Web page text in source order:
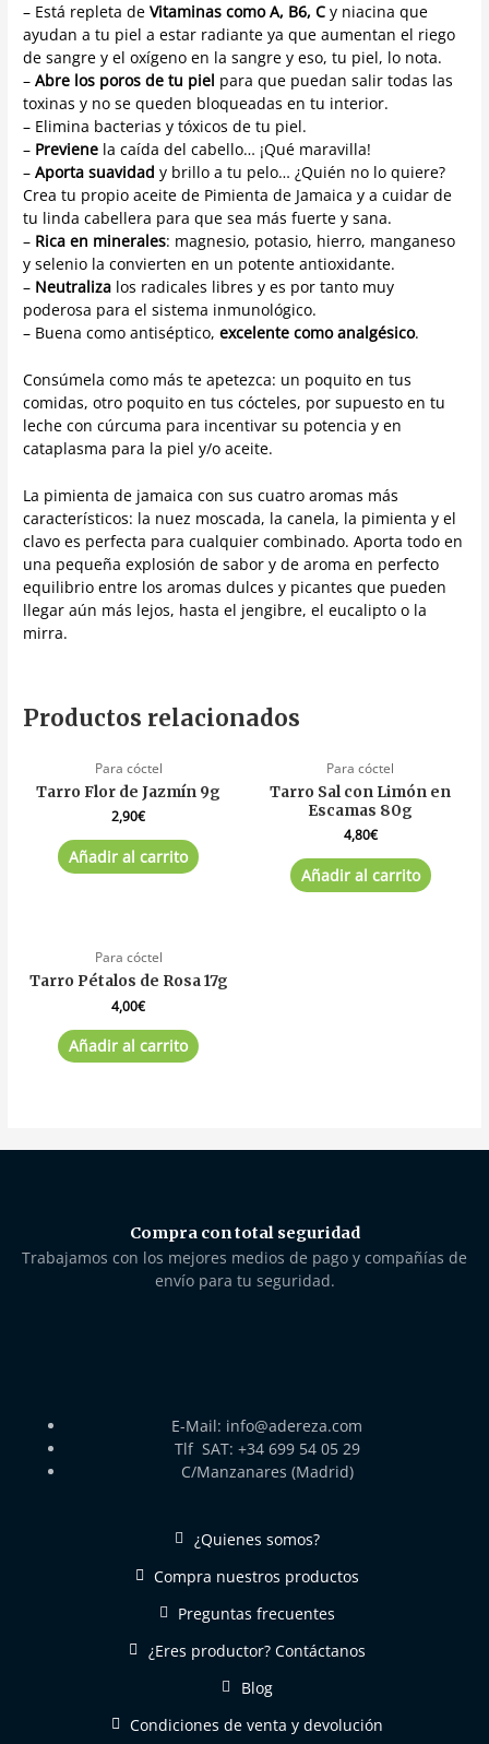
– Está repleta de Vitaminas como A, B6, C y niacina que
ayudan a tu piel a estar radiante ya que aumentan el riego
de sangre y el oxígeno en la sangre y eso, tu piel, lo nota.
– Abre los poros de tu piel para que puedan salir todas las
toxinas y no se queden bloqueadas en tu interior.
– Elimina bacterias y tóxicos de tu piel.
– Previene la caída del cabello… ¡Qué maravilla!
– Aporta suavidad y brillo a tu pelo… ¿Quién no lo quiere?
Crea tu propio aceite de Pimienta de Jamaica y a cuidar de
tu linda cabellera para que sea más fuerte y sana.
– Rica en minerales: magnesio, potasio, hierro, manganeso
y selenio la convierten en un potente antioxidante.
– Neutraliza los radicales libres y es por tanto muy
poderosa para el sistema inmunológico.
– Buena como antiséptico, excelente como analgésico.
Consúmela como más te apetezca: un poquito en tus
comidas, otro poquito en tus cócteles, por supuesto en tu
leche con cúrcuma para incentivar su potencia y en
cataplasma para la piel y/o aceite.
La pimienta de jamaica con sus cuatro aromas más
característicos: la nuez moscada, la canela, la pimienta y el
clavo es perfecta para cualquier combinado. Aporta todo en
una pequeña explosión de sabor y de aroma en perfecto
equilibrio entre los aromas dulces y picantes que pueden
llegar aún más lejos, hasta el jengibre, el eucalipto o la
mirra.
Productos relacionados
Para cóctel
Tarro Flor de Jazmín 9g
2,90€
Añadir al carrito
Para cóctel
Tarro Sal con Limón en
Escamas 80g
4,80€
Añadir al carrito
Para cóctel
Tarro Pétalos de Rosa 17g
4,00€
Añadir al carrito
Compra con total seguridad
Trabajamos con los mejores medios de pago y compañías de
envío para tu seguridad.
E-Mail: info@adereza.com
Tlf SAT: +34 699 54 05 29
C/Manzanares (Madrid)
¿Quienes somos?
Compra nuestros productos
Preguntas frecuentes
¿Eres productor? Contáctanos
Blog
Condiciones de venta y devolución